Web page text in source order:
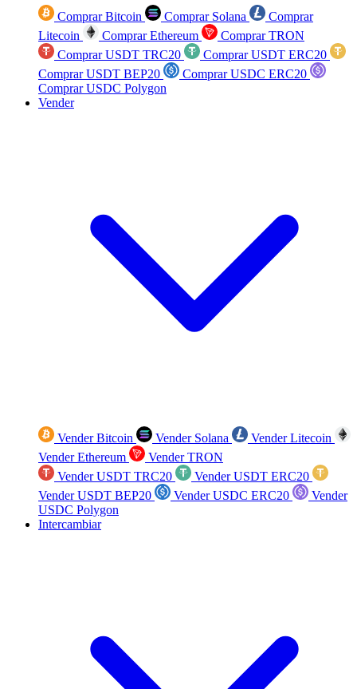
Comprar Bitcoin Comprar Solana
Comprar
Litecoin
Comprar Ethereum
Comprar TRON
Comprar USDT TRC20
Comprar USDT ERC20
Comprar USDT BEP20
Comprar USDC ERC20
Comprar USDC Polygon
Vender
Vender Bitcoin Vender Solana
Vender Litecoin
Vender Ethereum
Vender TRON
Vender USDT TRC20
Vender USDT ERC20
Vender USDT BEP20
Vender USDC ERC20
Vender
USDC Polygon
Intercambiar